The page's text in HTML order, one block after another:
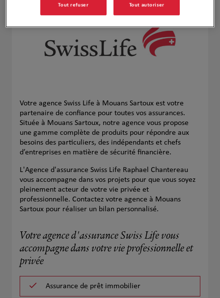
Votre agence Swiss Life à Mouans Sartoux est votre
partenaire de confiance pour toutes vos assurances.
Située à Mouans Sartoux, notre agence vous propose
une gamme complète de produits pour répondre aux
besoins des particuliers, des indépendants et chefs
d’entreprises en matière de sécurité financière.
L'Agence d'assurance Swiss Life Raphael Chantereau
vous accompagne dans vos projets pour que vous soyez
pleinement acteur de votre vie privée et
professionnelle. Contactez votre agence à Mouans
Sartoux pour réaliser un bilan personnalisé.
Votre agence d'assurance Swiss Life vous
accompagne dans votre vie professionnelle et
privée
Assurance de prêt immobilier
Tout refuser Tout autoriser